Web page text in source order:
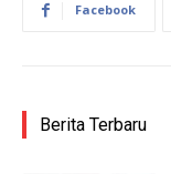
Facebook
Berita Terbaru